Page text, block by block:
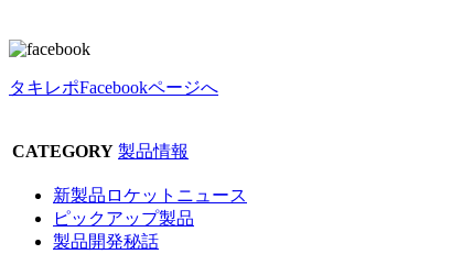
タキレポFacebookページへ
CATEGORY 製品情報
新製品ロケットニュース
ピックアップ製品
製品開発秘話